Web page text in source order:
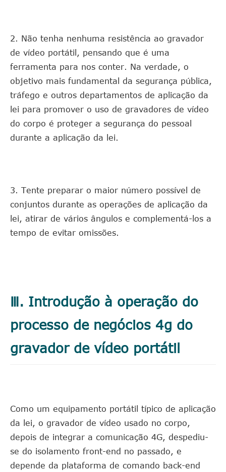
2. Não tenha nenhuma resistência ao gravador
de vídeo portátil, pensando que é uma
ferramenta para nos conter. Na verdade, o
objetivo mais fundamental da segurança pública,
tráfego e outros departamentos de aplicação da
lei para promover o uso de gravadores de vídeo
do corpo é proteger a segurança do pessoal
durante a aplicação da lei.
3. Tente preparar o maior número possível de
conjuntos durante as operações de aplicação da
lei, atirar de vários ângulos e complementá-los a
tempo de evitar omissões.
Ⅲ. Introdução à operação do
processo de negócios 4g do
gravador de vídeo portátil
Como um equipamento portátil típico de aplicação
da lei, o gravador de vídeo usado no corpo,
depois de integrar a comunicação 4G, despediu-
se do isolamento front-end no passado, e
depende da plataforma de comando back-end